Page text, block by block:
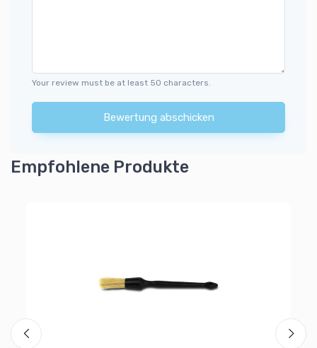
Your review must be at least 50 characters.
Bewertung abschicken
Empfohlene Produkte